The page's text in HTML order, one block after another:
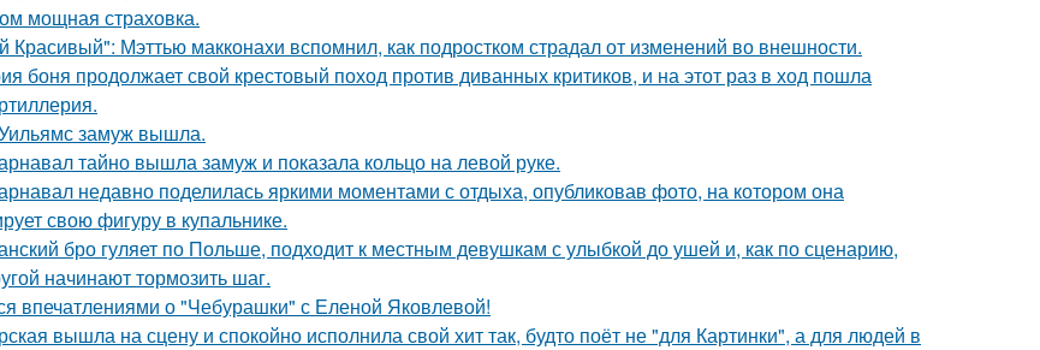
мощная страховка.
Мэттью макконахи вспомнил, как подростком страдал от изменений во внешности.
боня продолжает свой крестовый поход против диванных критиков, и на этот раз в ход пошла
замуж вышла.
тайно вышла замуж и показала кольцо на левой руке.
недавно поделилась яркими моментами с отдыха, опубликовав фото, на котором она
свою фигуру в купальнике.
бро гуляет по Польше, подходит к местным девушкам с улыбкой до ушей и, как по сценарию,
начинают тормозить шаг.
впечатлениями о "Чебурашки" с Еленой Яковлевой!
вышла на сцену и спокойно исполнила свой хит так, будто поёт не "для Картинки", а для людей в